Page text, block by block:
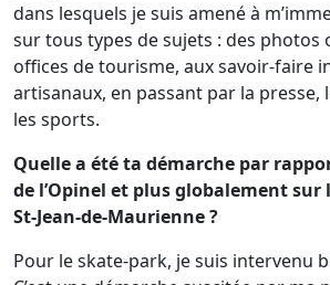
dans lesquels je suis amené à
sur tous types de sujets : des
offices de tourisme, aux savoir-faire
artisanaux, en passant par la presse,
les sports.
Quelle a été ta démarche par
de l’Opinel et plus globalement sur
St-Jean-de-Maurienne ?
Pour le skate-park, je suis intervenu